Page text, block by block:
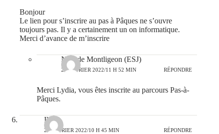
Bonjour
Le lien pour s’inscrire au pas à Pâques ne s’ouvre
toujours pas. Il y a certainement un on informatique.
Merci d’avance de m’inscrire
N-D de Montligeon (ESJ)
21 FÉVRIER 2022/11 H 52 MIN RÉPONDRE
Merci Lydia, vous êtes inscrite au parcours Pas-à-
Pâques.
Ilda
24 FÉVRIER 2022/10 H 45 MIN RÉPONDRE